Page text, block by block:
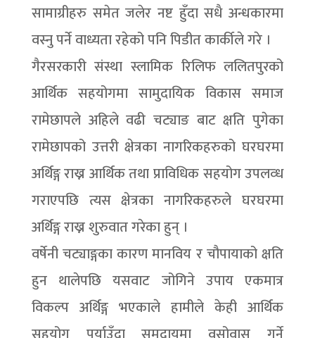
सामाग्रीहरु समेत जलेर नष्ट हुँदा सधै अन्धकारमा
वस्नु पर्ने वाध्यता रहेको पनि पिडीत कार्कीले गरे ।
गैरसरकारी संस्था स्लामिक रिलिफ ललितपुरको
आर्थिक सहयोगमा सामुदायिक विकास समाज
रामेछापले अहिले वढी चट्याङ बाट क्षति पुगेका
रामेछापको उत्तरी क्षेत्रका नागरिकहरुको घरघरमा
अर्थिङ्ग राख्न आर्थिक तथा प्राविधिक सहयोग उपलव्ध
गराएपछि त्यस क्षेत्रका नागरिकहरुले घरघरमा
अर्थिङ्ग राख्न शुरुवात गरेका हुन् ।
वर्षेनी चट्याङ्गका कारण मानविय र चौपायाको क्षति
हुन थालेपछि यसवाट जोगिने उपाय एकमात्र
विकल्प अर्थिङ्ग भएकाले हामीले केही आर्थिक